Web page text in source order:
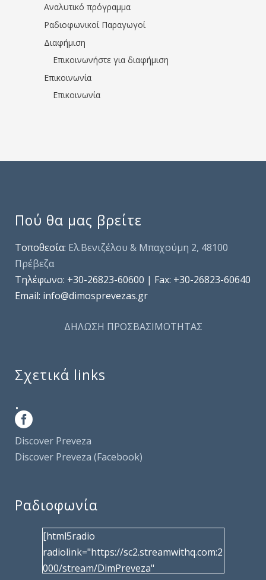
Αναλυτικό πρόγραμμα
Ραδιοφωνικοί Παραγωγοί
Διαφήμιση
Επικοινωνήστε για διαφήμιση
Επικοινωνία
Επικοινωνία
Πού θα μας βρείτε
Τοποθεσία: Ελ.Βενιζέλου & Μπαχούμη 2, 48100
Πρέβεζα
Τηλέφωνo: +30-26823-60600 | Fax: +30-26823-60640
Email: info@dimosprevezas.gr
ΔΗΛΩΣΗ ΠΡΟΣΒΑΣΙΜΟΤΗΤΑΣ
Σχετικά links
.
Discover Preveza
Discover Preveza (Facebook)
Ραδιοφωνία
[html5radio
radiolink="https://sc2.streamwithq.com:2
000/stream/DimPreveza"